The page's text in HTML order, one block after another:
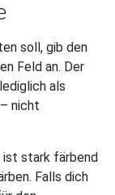
soll, gib den
Feld an. Der
als
nicht
ist stark färbend
Falls dich